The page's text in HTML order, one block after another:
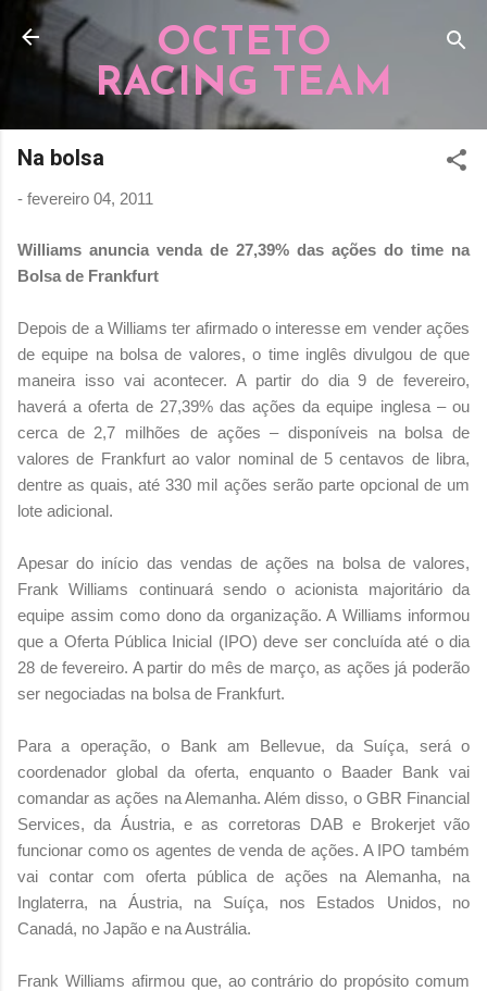
Pular para o conteúdo principal
OCTETO
RACING TEAM
Na bolsa
- fevereiro 04, 2011
Williams anuncia venda de 27,39% das ações do time na
Bolsa de Frankfurt
Depois de a Williams ter afirmado o interesse em vender ações
de equipe na bolsa de valores, o time inglês divulgou de que
maneira isso vai acontecer. A partir do dia 9 de fevereiro,
haverá a oferta de 27,39% das ações da equipe inglesa – ou
cerca de 2,7 milhões de ações – disponíveis na bolsa de
valores de Frankfurt ao valor nominal de 5 centavos de libra,
dentre as quais, até 330 mil ações serão parte opcional de um
lote adicional.
Apesar do início das vendas de ações na bolsa de valores,
Frank Williams continuará sendo o acionista majoritário da
equipe assim como dono da organização. A Williams informou
que a Oferta Pública Inicial (IPO) deve ser concluída até o dia
28 de fevereiro. A partir do mês de março, as ações já poderão
ser negociadas na bolsa de Frankfurt.
Para a operação, o Bank am Bellevue, da Suíça, será o
coordenador global da oferta, enquanto o Baader Bank vai
comandar as ações na Alemanha. Além disso, o GBR Financial
Services, da Áustria, e as corretoras DAB e Brokerjet vão
funcionar como os agentes de venda de ações. A IPO também
vai contar com oferta pública de ações na Alemanha, na
Inglaterra, na Áustria, na Suíça, nos Estados Unidos, no
Canadá, no Japão e na Austrália.
Frank Williams afirmou que, ao contrário do propósito comum